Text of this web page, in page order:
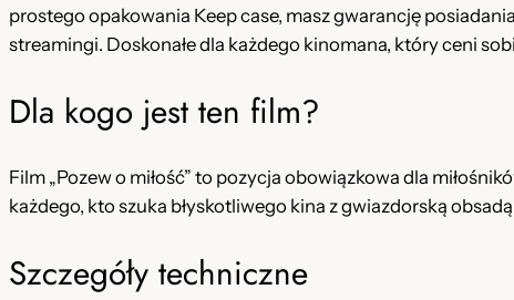
prostego opakowania Keep case, masz gwarancję
streamingi. Doskonałe dla każdego kinomana, który ceni
Dla kogo jest ten film?
Film „Pozew o miłość” to pozycja obowiązkowa dla
każdego, kto szuka błyskotliwego kina z gwiazdorską
Szczegóły techniczne